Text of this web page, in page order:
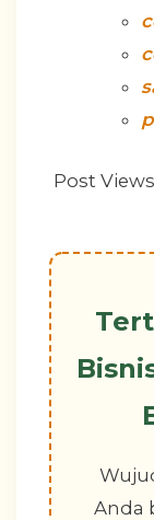
Post
Anda